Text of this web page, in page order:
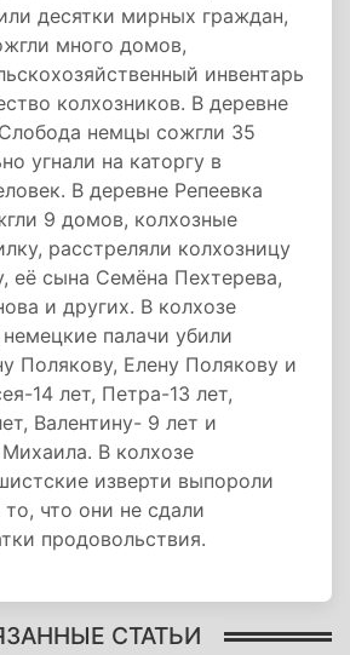
десятки мирных граждан,
много домов,
инвентарь
колхозников. В деревне
немцы сожгли 35
угнали на каторгу в
В деревне Репеевка
9 домов, колхозные
расстреляли колхозницу
её сына Семёна Пехтерева,
и других. В колхозе
палачи убили
Полякову, Елену Полякову и
14 лет, Петра-13 лет,
Валентину- 9 лет и
В колхозе
изверти выпороли
то, что они не сдали
продовольствия.
СТАТЬИ